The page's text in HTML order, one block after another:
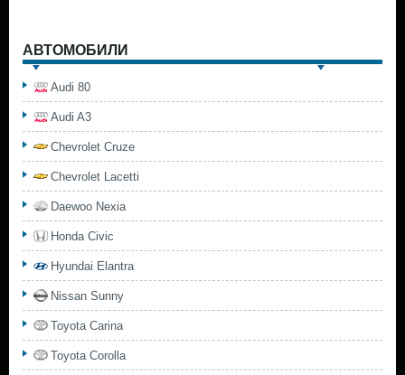
АВТОМОБИЛИ
Audi 80
Audi A3
Chevrolet Cruze
Chevrolet Lacetti
Daewoo Nexia
Honda Civic
Hyundai Elantra
Nissan Sunny
Toyota Carina
Toyota Corolla